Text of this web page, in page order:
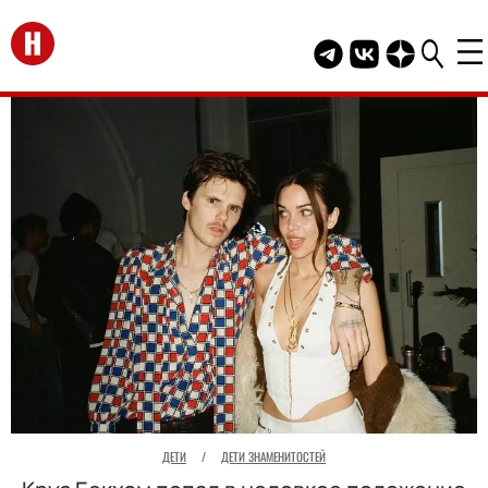
Перейти на главную
Telegram канал
Группа HELLO
Канал
ДЕТИ / ДЕТИ ЗНАМЕНИТОСТЕЙ